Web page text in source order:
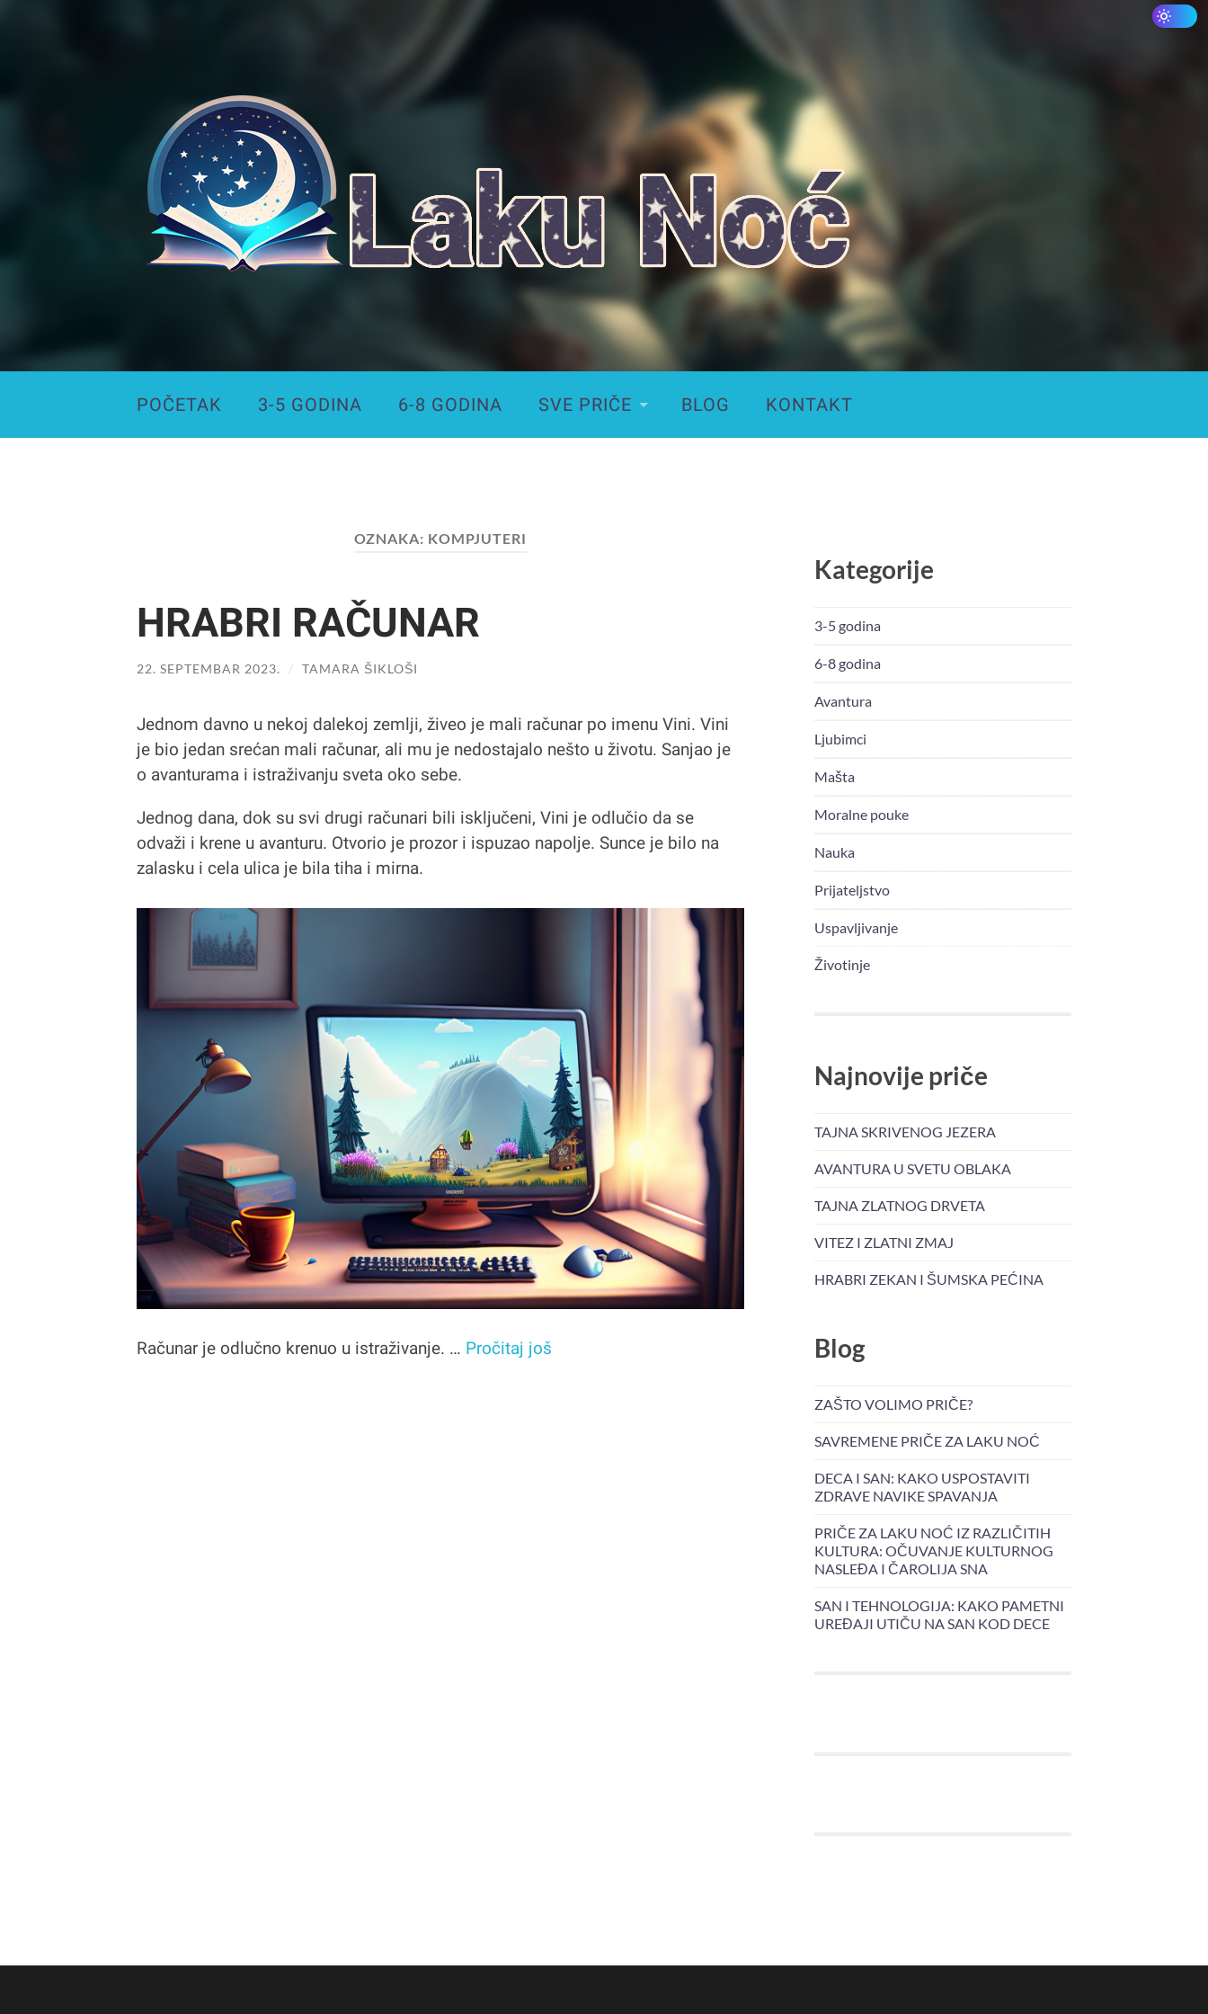
Noć
POČETAK 3-5 GODINA 6-8 GODINA SVE PRIČE BLOG KONTAKT
OZNAKA: KOMPJUTERI
HRABRI RAČUNAR
22. SEPTEMBAR 2023. / TAMARA ŠIKLOŠI
Jednom davno u nekoj dalekoj zemlji, živeo je mali računar po imenu Vini. Vini
je bio jedan srećan mali računar, ali mu je nedostajalo nešto u životu. Sanjao je
o avanturama i istraživanju sveta oko sebe.
Jednog dana, dok su svi drugi računari bili isključeni, Vini je odlučio da se
odvaži i krene u avanturu. Otvorio je prozor i ispuzao napolje. Sunce je bilo na
zalasku i cela ulica je bila tiha i mirna.
Računar je odlučno krenuo u istraživanje. … Pročitaj još
Kategorije
3-5 godina
6-8 godina
Avantura
Ljubimci
Mašta
Moralne pouke
Nauka
Prijateljstvo
Uspavljivanje
Životinje
Najnovije priče
TAJNA SKRIVENOG JEZERA
AVANTURA U SVETU OBLAKA
TAJNA ZLATNOG DRVETA
VITEZ I ZLATNI ZMAJ
HRABRI ZEKAN I ŠUMSKA PEĆINA
Blog
ZAŠTO VOLIMO PRIČE?
SAVREMENE PRIČE ZA LAKU NOĆ
DECA I SAN: KAKO USPOSTAVITI
ZDRAVE NAVIKE SPAVANJA
PRIČE ZA LAKU NOĆ IZ RAZLIČITIH
KULTURA: OČUVANJE KULTURNOG
NASLEĐA I ČAROLIJA SNA
SAN I TEHNOLOGIJA: KAKO PAMETNI
UREĐAJI UTIČU NA SAN KOD DECE